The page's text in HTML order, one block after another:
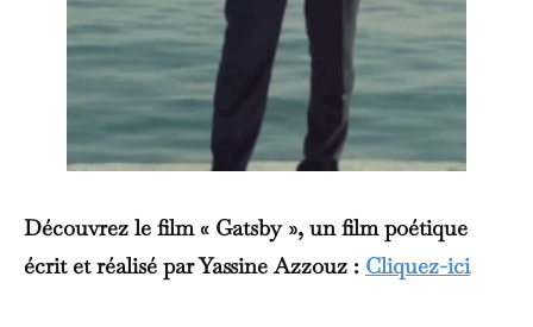
Découvrez le film « Gatsby », un film poétique
écrit et réalisé par Yassine Azzouz : Cliquez-ici